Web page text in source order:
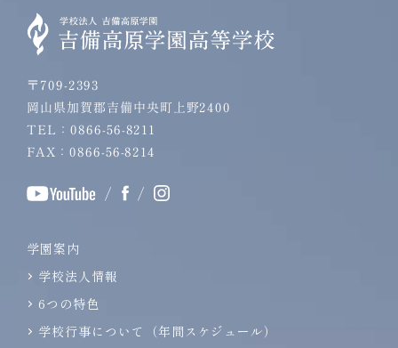
〒709-2393
岡山県加賀郡吉備中央町上野2400
TEL：0866-56-8211
FAX：0866-56-8214
/ /
学園案内
学校法人情報
6つの特色
学校行事について（年間スケジュール）